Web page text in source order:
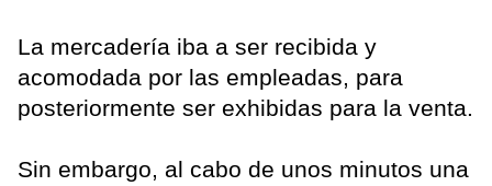
La mercadería iba a ser recibida y
acomodada por las empleadas, para
posteriormente ser exhibidas para la venta.
Sin embargo, al cabo de unos minutos una